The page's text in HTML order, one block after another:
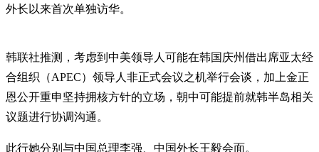
外长以来首次单独访华。
韩联社推测，考虑到中美领导人可能在韩国庆州借出席亚太经
合组织（APEC）领导人非正式会议之机举行会谈，加上金正
恩公开重申坚持拥核方针的立场，朝中可能提前就韩半岛相关
议题进行协调沟通。
此行她分别与中国总理李强、中国外长王毅会面。